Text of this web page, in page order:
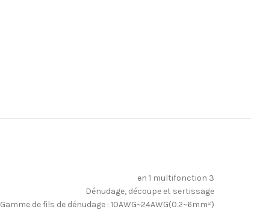
3 en 1 multifonction
Dénudage, découpe et sertissage
Gamme de fils de dénudage : 10AWG~24AWG(0.2~6mm²)